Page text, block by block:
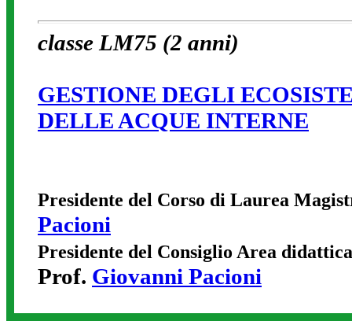
classe LM75 (2 anni)
GESTIONE DEGLI
DELLE ACQUE INTERNE
Presidente del Corso di Laurea
Pacioni
Presidente del Consiglio Area
Prof. Giovanni Pacioni